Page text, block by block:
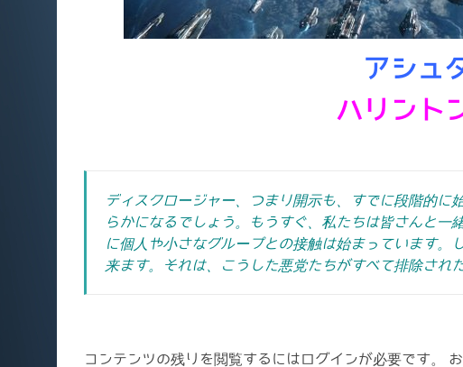
アシュ
ハリント
ディスクロージャー、つまり開示も、すでに段階的に
らかになるでしょう。
もうすぐ、私たちは皆さんと一
に個人や小さなグループとの接触は始まっています。
来ます。それは、こうした悪党たちがすべて排除され
コンテンツの残りを閲覧するにはログインが必要です。